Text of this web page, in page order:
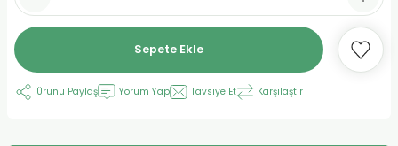
Sepete Ekle
Ürünü Paylaş Yorum Yap Tavsiye Et Karşılaştır